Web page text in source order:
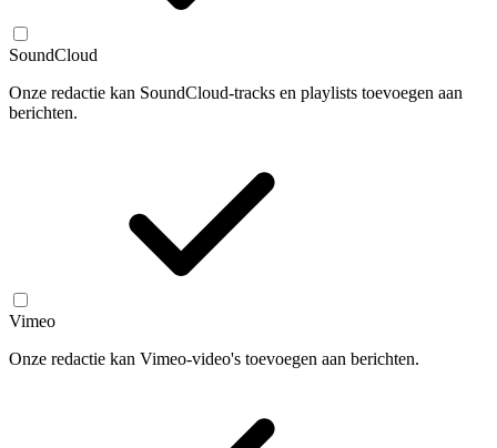
SoundCloud
Onze redactie kan SoundCloud-tracks en playlists toevoegen aan
berichten.
Vimeo
Onze redactie kan Vimeo-video's toevoegen aan berichten.